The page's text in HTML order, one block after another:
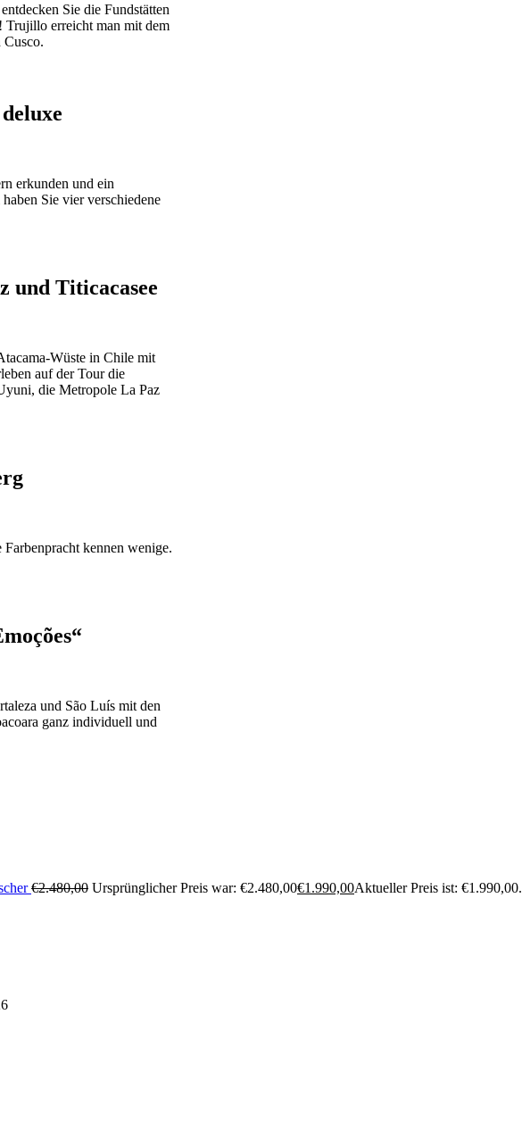
Sie die Fundstätten
Trujillo erreicht man mit dem
erkunden und ein
Sie vier verschiedene
und Titicacasee
Wüste in Chile mit
auf der Tour die
die Metropole La Paz
kennen wenige.
und São Luís mit den
ganz individuell und
€2.480,00 Ursprünglicher Preis war: €2.480,00€1.990,00Aktueller Preis ist: €1.990,00.